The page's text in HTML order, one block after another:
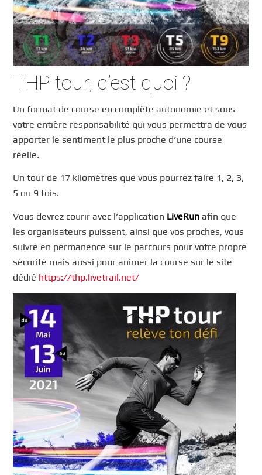
THP tour, c’est quoi ?
Un format de course en complète autonomie et sous
votre entière responsabilité qui vous permettra de vous
apporter le sentiment le plus proche d’une course
réelle.
Un tour de 17 kilomètres que vous pourrez faire 1, 2, 3,
5 ou 9 fois.
Vous devrez courir avec l’application LiveRun afin que
les organisateurs puissent, ainsi que vos proches, vous
suivre en permanence sur le parcours pour votre propre
sécurité mais aussi pour animer la course sur le site
dédié https://thp.livetrail.net/